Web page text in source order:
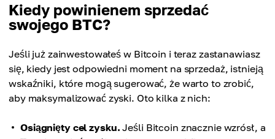
Kiedy powinienem sprzedać
swojego BTC?
Jeśli już zainwestowałeś w Bitcoin i teraz zastanawiasz
się, kiedy jest odpowiedni moment na sprzedaż, istnieją
wskaźniki, które mogą sugerować, że warto to zrobić,
aby maksymalizować zyski. Oto kilka z nich:
Osiągnięty cel zysku. Jeśli Bitcoin znacznie wzrósł, a